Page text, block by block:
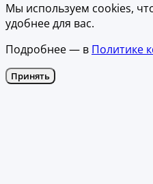
Мы используем cookies,
удобнее для вас.
Подробнее — в Политике
Принять